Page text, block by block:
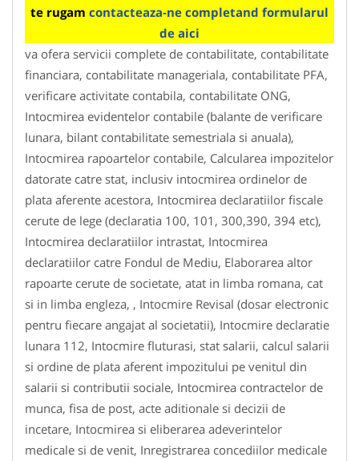
te rugam contacteaza-ne completand formularul
de aici
va ofera servicii complete de contabilitate, contabilitate
financiara, contabilitate manageriala, contabilitate PFA,
verificare activitate contabila, contabilitate ONG,
Intocmirea evidentelor contabile (balante de verificare
lunara, bilant contabilitate semestriala si anuala),
Intocmirea rapoartelor contabile, Calcularea impozitelor
datorate catre stat, inclusiv intocmirea ordinelor de
plata aferente acestora, Intocmirea declaratiilor fiscale
cerute de lege (declaratia 100, 101, 300,390, 394 etc),
Intocmirea declaratiilor intrastat, Intocmirea
declaratiilor catre Fondul de Mediu, Elaborarea altor
rapoarte cerute de societate, atat in limba romana, cat
si in limba engleza, , Intocmire Revisal (dosar electronic
pentru fiecare angajat al societatii), Intocmire declaratie
lunara 112, Intocmire fluturasi, stat salarii, calcul salarii
si ordine de plata aferent impozitului pe venitul din
salarii si contributii sociale, Intocmirea contractelor de
munca, fisa de post, acte aditionale si decizii de
incetare, Intocmirea si eliberarea adeverintelor
medicale si de venit, Inregistrarea concediilor medicale